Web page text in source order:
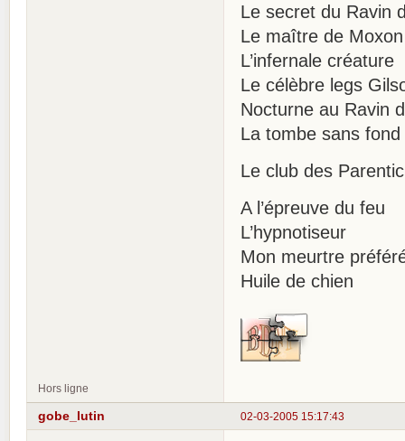
Le secret du Ravin
Le maître de Moxon
L’infernale créature
Le célèbre legs
Nocturne au Ravin
La tombe sans fond
Le club des
A l’épreuve du feu
L’hypnotiseur
Mon meurtre
Huile de chien
Hors ligne
02-03-2005 15:17:43
gobe_lutin